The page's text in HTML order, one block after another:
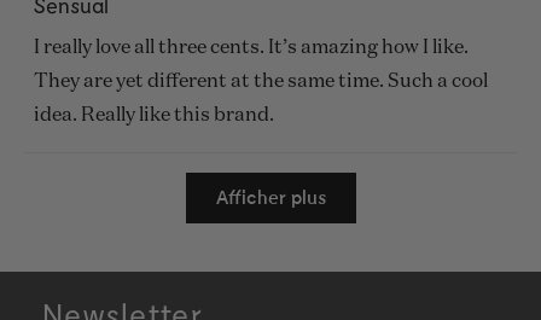
sur
5
étoiles
I really love all three cents. It’s amazing how I like.
They are yet different at the same time. Such a cool
idea. Really like this brand.
Chargement...
Afficher plus